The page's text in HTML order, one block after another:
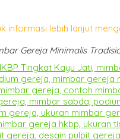
informasi lebih lanjut
Gereja Minimalis